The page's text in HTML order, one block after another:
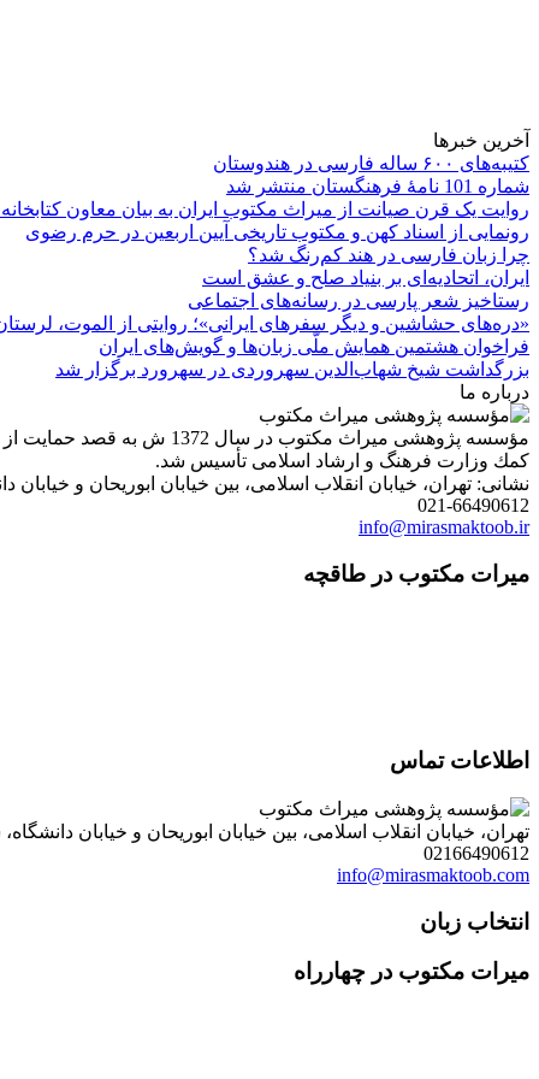
آخرین خبرها
کتیبه‌های ۶۰۰ ساله فارسی در هندوستان
شماره 101 نامۀ فرهنگستان منتشر شد
روایت یک قرن صیانت از میراث مکتوب ایران به بیان معاون
رونمایی از اسناد کهن و مکتوب تاریخی آیین اربعین در حرم رضوی
چرا زبان فارسی در هند کم‌رنگ شد؟
ایران، اتحادیه‌ای بر بنیاد صلح و عشق است
رستاخیز شعر پارسی در رسانه‌های اجتماعی
«دره‌های حشاشین و دیگر سفرهای ایرانی»؛ روایتی از الموت، لرستان
فراخوان هشتمین همایش ملّی زبان‌ها و گویش‌های ایران
بزرگداشت شیخ شهاب‌الدین سهروردی در سهرورد برگزار شد
درباره ما
مؤسسه پژوهشی میراث
كمك وزارت فرهنگ و ارشاد اسلامی تأسیس شد.
نشانی: تهران، خیابان انقلاب اسلامی، بین خیابان ابوریحان و خیابان دانشگاه، شمارۀ 1182
021-66490612
info@mirasmaktoob.ir
میرات مکتوب در طاقچه
اطلاعات تماس
تهران، خیابان انقلاب اسلامی، بین خیابان ابوریحان و خیابان دانشگاه، شمارۀ 1182 (ساختمان فروردین)، طبقۀ دوم، واحد 8 ، روابط عمومی مؤسسه پژوهی میراث مکتوب؛
02166490612
info@mirasmaktoob.com
انتخاب زبان
میرات مکتوب در چهارراه